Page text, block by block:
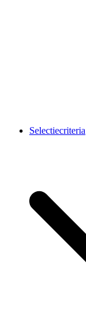
Selectiecriteria